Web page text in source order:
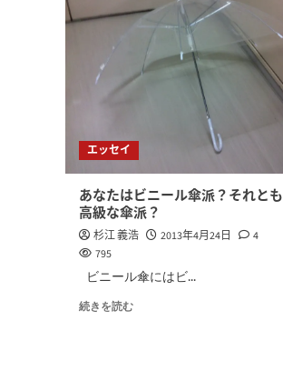
エッセイ
あなたはビニール傘派？それとも
高級な傘派？
杉江 義浩 2013年4月24日
4
795
ビニール傘にはビ...
続きを読む